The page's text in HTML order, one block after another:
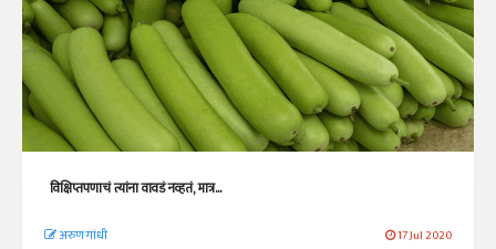
विक्षिप्तपणाचं त्यांना वावडं नव्हतं, मात्र...
अरुण गांधी 17 Jul 2020